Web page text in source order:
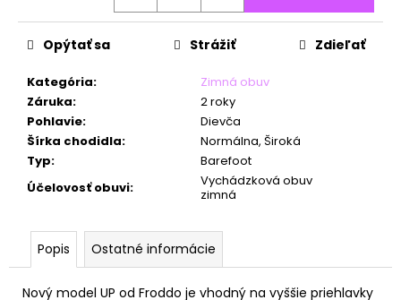
Kategória:
Zimná obuv
Záruka:
2 roky
Pohlavie:
Dievča
Šírka chodidla:
Normálna, Široká
Typ:
Barefoot
Účelovosť obuvi:
Vychádzková obuv
zimná
Opýtať sa Strážiť Zdieľať
Popis Ostatné informácie
Nový model UP od Froddo je vhodný na vyššie priehlavky
a
m
e